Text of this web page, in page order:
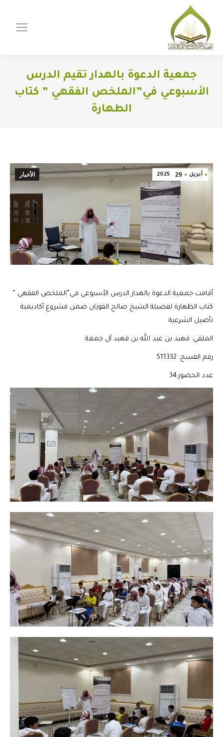
جمعية الدعوة بالهدار تقيم الدرس
الأسبوعي في”الملخص الفقهي ” كتاب
الطهارة
أبريل 29
2025 الأخبار
أقامت جمعية الدعوة بالهدار الدرس الأسبوعي في”الملخص الفقهي ”
كتاب الطهارة لفضيلة الشيخ صالح الفوزان ضمن مشروع أكاديمية
تأصيل الشرعية
الملقي: فهيد بن عبد الله بن فهيد آل جمعة
رقم الفسح: 511332
عدد الحضور:34